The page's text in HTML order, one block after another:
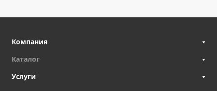
Компания
Каталог
Услуги